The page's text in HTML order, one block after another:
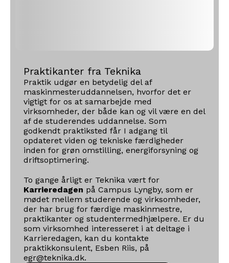
Praktikanter fra Teknika
Praktik udgør en betydelig del af
maskinmesteruddannelsen, hvorfor det er
vigtigt for os at samarbejde med
virksomheder, der både kan og vil være en del
af de studerendes uddannelse. Som
godkendt praktiksted får I adgang til
opdateret viden og tekniske færdigheder
inden for grøn omstilling, energiforsyning og
driftsoptimering.
To gange årligt er Teknika vært for
Karrieredagen på Campus Lyngby, som er
mødet mellem studerende og virksomheder,
der har brug for færdige maskinmestre,
praktikanter og studentermedhjælpere. Er du
som virksomhed interesseret i at deltage i
Karrieredagen, kan du kontakte
praktikkonsulent, Esben Riis, på
egr@teknika.dk.